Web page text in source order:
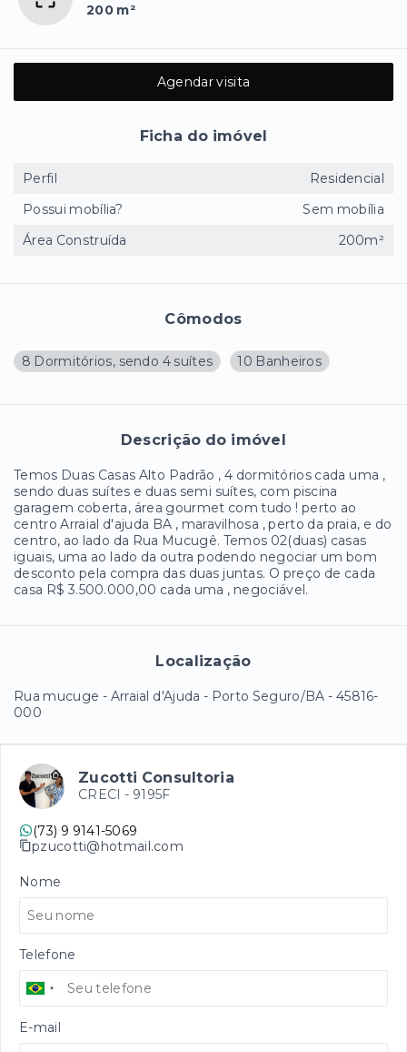
200 m²
Cômodos
8 Dormitórios, sendo 4 suítes 10 Banheiros
Descrição do imóvel
Temos Duas Casas Alto Padrão , 4 dormitórios cada uma ,
sendo duas suítes e duas semi suítes, com piscina
garagem coberta, área gourmet com tudo ! perto ao
centro Arraial d'ajuda BA , maravilhosa , perto da praia, e do
centro, ao lado da Rua Mucugê. Temos 02(duas) casas
iguais, uma ao lado da outra podendo negociar um bom
desconto pela compra das duas juntas. O preço de cada
casa R$ 3.500.000,00 cada uma , negociável.
Localização
Rua mucuge - Arraial d'Ajuda - Porto Seguro/BA - 45816-
000
Agendar visita
Ficha do imóvel
Perfil
Residencial
Possui mobília?
Sem mobília
Área Construída
200m²
Zucotti Consultoria
CRECI - 9195F
(73) 9 9141-5069
pzucotti@hotmail.com
Nome
Telefone
E-mail